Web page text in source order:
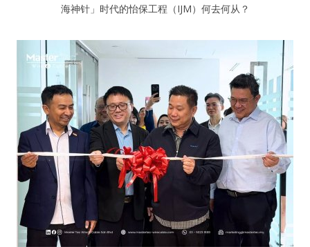
海神针」时代的怡保工程（IJM）何去何从？